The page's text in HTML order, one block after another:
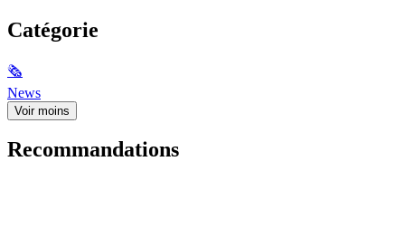
Catégorie
🗞
News
Voir moins
Recommandations